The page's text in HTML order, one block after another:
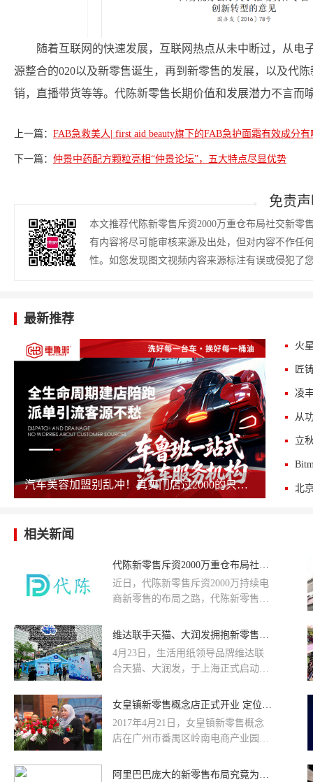
随着互联网的快速发展，互联网热点从未中断过，从电
源整合的020以及新零售诞生，再到新零售的发展，以及代
销，直播带货等等。代陈新零售长期价值和发展潜力不言而
上一篇： FAB急救美人| first aid beauty旗下的FAB急护面霜有效成分有
下一篇： 仲景中药配方颗粒亮相“仲景论坛”，五大特点尽显优势
免责
本文推荐代陈新零售斥资2000万重仓布局社交新零
有内容将尽可能审核来源及出处，但对内容不作任
性。如您发现图文视频内容来源标注有误或侵犯了
最新推荐
汽车美容加盟别乱冲！真实门店过2000的只剩这几家，其余慎碰！
火
匠
相关新闻
近日，代陈新零售斥资2000万持续电
商新零售的布局之路，代陈新零售董
货真价值，物美价廉，真实诚信的社
4月23日，生活用纸领导品牌维达联
合天猫、大润发，于上海正式启动维
首家以纸巾为载体的亲子互动快闪店
动外，还引入智能互动屏、AR游戏等
新零售玩法，吸引全国不少家庭前来
来，纸品行业首次新零售深度探索。
2017年4月21日，女皇镇新零售概念
店在广州市番禺区岭南电商产业园隆
事:PuanZaimahOsman泰国总理办公室